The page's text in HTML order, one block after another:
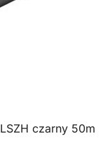
czarny 50m